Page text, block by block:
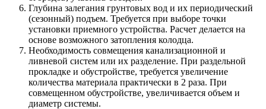
Глубина залегания грунтовых вод и их периодический
(сезонный) подъем. Требуется при выборе точки
установки приемного устройства. Расчет делается на
основе возможного затопления колодца.
Необходимость совмещения канализационной и
ливневой систем или их разделение. При раздельной
прокладке и обустройстве, требуется увеличение
количества материала практически в 2 раза. При
совмещенном обустройстве, увеличивается объем и
диаметр системы.